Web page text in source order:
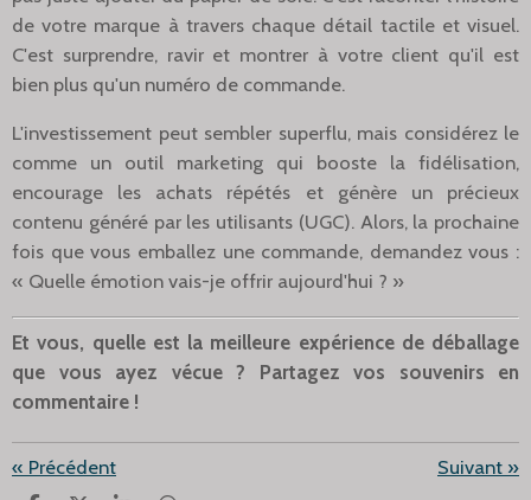
de votre marque à travers chaque détail tactile et visuel.
C'est surprendre, ravir et montrer à votre client qu'il est
bien plus qu'un numéro de commande.
L'investissement peut sembler superflu, mais considérez le
comme un outil marketing qui booste la fidélisation,
encourage les achats répétés et génère un précieux
contenu généré par les utilisants (UGC). Alors, la prochaine
fois que vous emballez une commande, demandez vous :
« Quelle émotion vais-je offrir aujourd'hui ? »
Et vous, quelle est la meilleure expérience de déballage
que vous ayez vécue ? Partagez vos souvenirs en
commentaire !
« Précédent Suivant »